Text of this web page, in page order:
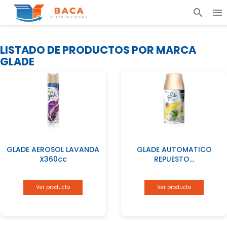
search 
LISTADO DE PRODUCTOS POR MARCA
GLADE
GLADE AEROSOL LAVANDA
X360cc
Ver producto
GLADE AUTOMATICO
REPUESTO...
Ver producto